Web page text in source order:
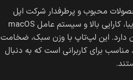
محبوب و پرطرفدار شرکت اپل
است که به دلیل طراحی زیبا، کارایی بالا و سیستم عامل macOS
دارد. این لپ‌تاپ با وزن سبک، ضخامت
مناسب برای کاربرانی است که به دنبال